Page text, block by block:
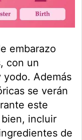
embarazo
con un
Además
se verán
este
incluir
de